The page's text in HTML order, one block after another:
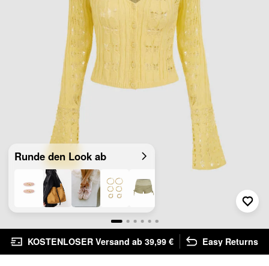
Runde den Look ab
KOSTENLOSER Versand ab 39,99 € Easy Returns